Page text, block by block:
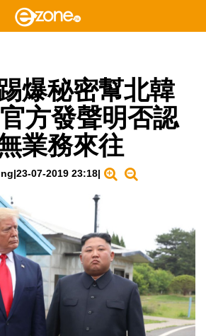
爆秘密幫北韓
方發聲明否認
業務來往
|23-07-2019 23:18|